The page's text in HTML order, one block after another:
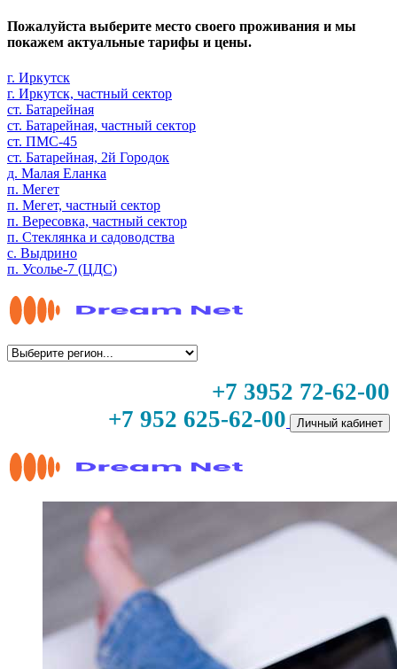
Пожалуйста выберите место своего проживания и мы
покажем актуальные тарифы и цены.
г. Иркутск
г. Иркутск, частный сектор
ст. Батарейная
ст. Батарейная, частный сектор
ст. ПМС-45
ст. Батарейная, 2й Городок
д. Малая Еланка
п. Мегет
п. Мегет, частный сектор
п. Вересовка, частный сектор
п. Стеклянка и садоводства
с. Выдрино
п. Усолье-7 (ЦДС)
+7 3952 72-62-00
+7 952 625-62-00
Личный кабинет